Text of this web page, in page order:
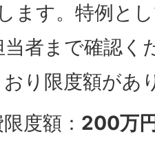
ます。特例と
当者まで確認く
り限度額があ
度額： 200万